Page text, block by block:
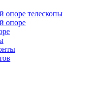
опоре телескопы
опоре